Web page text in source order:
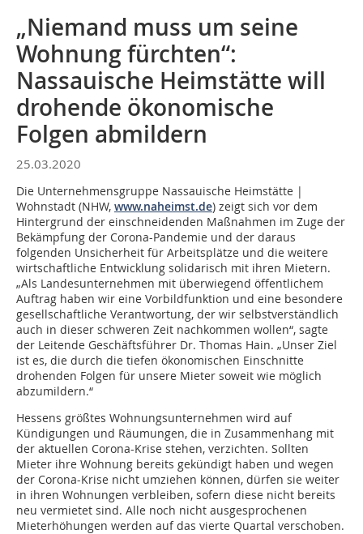
„Niemand muss um seine
Wohnung fürchten“:
Nassauische Heimstätte will
drohende ökonomische
Folgen abmildern
25.03.2020
Die Unternehmensgruppe Nassauische Heimstätte |
Wohnstadt (NHW, www.naheimst.de) zeigt sich vor dem
Hintergrund der einschneidenden Maßnahmen im Zuge der
Bekämpfung der Corona-Pandemie und der daraus
folgenden Unsicherheit für Arbeitsplätze und die weitere
wirtschaftliche Entwicklung solidarisch mit ihren Mietern.
„Als Landesunternehmen mit überwiegend öffentlichem
Auftrag haben wir eine Vorbildfunktion und eine besondere
gesellschaftliche Verantwortung, der wir selbstverständlich
auch in dieser schweren Zeit nachkommen wollen“, sagte
der Leitende Geschäftsführer Dr. Thomas Hain. „Unser Ziel
ist es, die durch die tiefen ökonomischen Einschnitte
drohenden Folgen für unsere Mieter soweit wie möglich
abzumildern.“
Hessens größtes Wohnungsunternehmen wird auf
Kündigungen und Räumungen, die in Zusammenhang mit
der aktuellen Corona-Krise stehen, verzichten. Sollten
Mieter ihre Wohnung bereits gekündigt haben und wegen
der Corona-Krise nicht umziehen können, dürfen sie weiter
in ihren Wohnungen verbleiben, sofern diese nicht bereits
neu vermietet sind. Alle noch nicht ausgesprochenen
Mieterhöhungen werden auf das vierte Quartal verschoben.